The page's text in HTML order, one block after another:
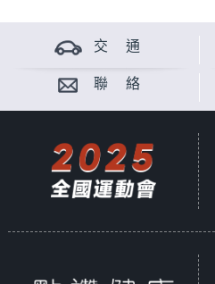
交 通
聯 絡